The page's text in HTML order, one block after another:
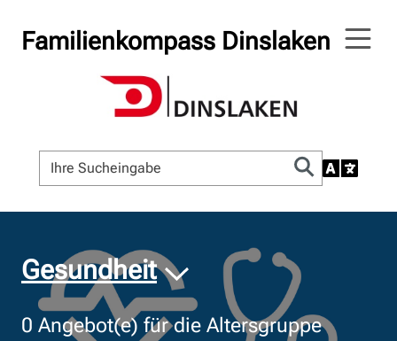
Familienkompass Dinslaken
Gesundheit
0 Angebot(e) für die Altersgruppe